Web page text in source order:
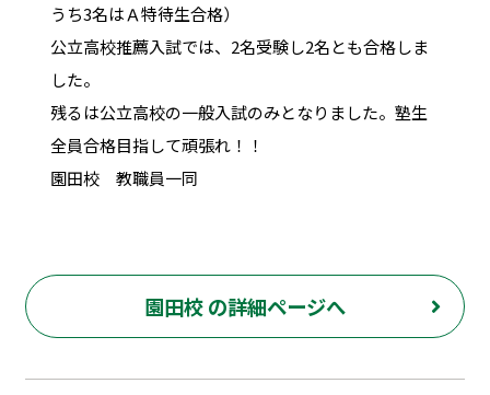
うち3名はＡ特待生合格）
公立高校推薦入試では、2名受験し2名とも合格しま
した。
残るは公立高校の一般入試のみとなりました。塾生
全員合格目指して頑張れ！！
園田校 教職員一同
園田校 の詳細ページへ